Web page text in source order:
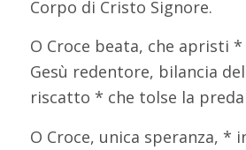
Corpo di Cristo Signore.
O Croce beata, che apristi
Gesù redentore, bilancia
riscatto * che tolse la preda
O Croce, unica speranza, *